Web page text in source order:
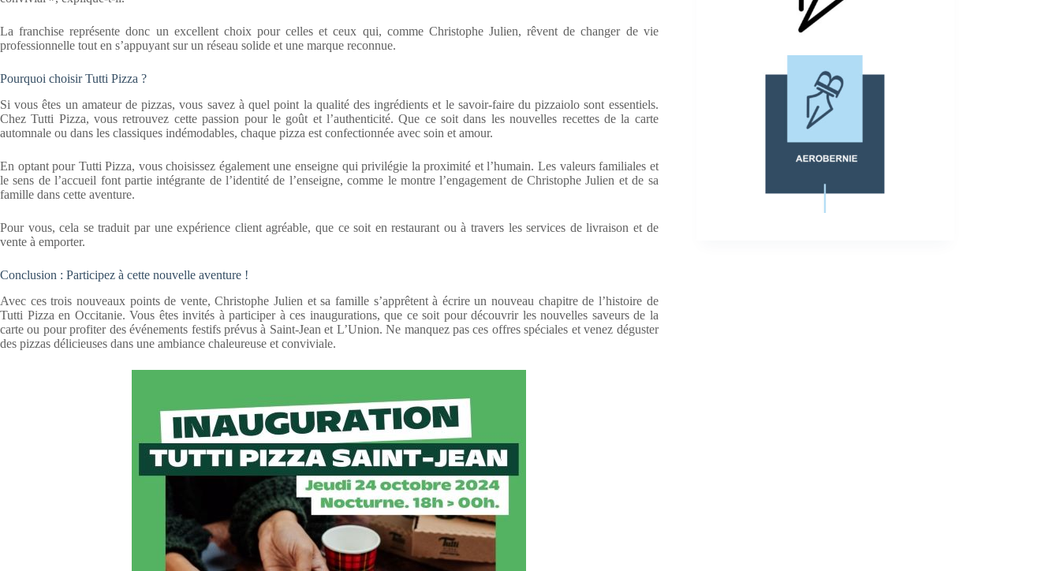
La franchise représente donc un excellent choix pour celles et ceux qui, comme Christophe Julien, rêvent de changer de vie
professionnelle tout en s’appuyant sur un réseau solide et une marque reconnue.
Pourquoi choisir Tutti Pizza ?
Si vous êtes un amateur de pizzas, vous savez à quel point la qualité des ingrédients et le savoir-faire du pizzaiolo sont essentiels.
Chez Tutti Pizza, vous retrouvez cette passion pour le goût et l’authenticité. Que ce soit dans les nouvelles recettes de la carte
automnale ou dans les classiques indémodables, chaque pizza est confectionnée avec soin et amour.
En optant pour Tutti Pizza, vous choisissez également une enseigne qui privilégie la proximité et l’humain. Les valeurs familiales et
le sens de l’accueil font partie intégrante de l’identité de l’enseigne, comme le montre l’engagement de Christophe Julien et de sa
famille dans cette aventure.
Pour vous, cela se traduit par une expérience client agréable, que ce soit en restaurant ou à travers les services de livraison et de
vente à emporter.
Conclusion : Participez à cette nouvelle aventure !
Avec ces trois nouveaux points de vente, Christophe Julien et sa famille s’apprêtent à écrire un nouveau chapitre de l’histoire de
Tutti Pizza en Occitanie. Vous êtes invités à participer à ces inaugurations, que ce soit pour découvrir les nouvelles saveurs de la
carte ou pour profiter des événements festifs prévus à Saint-Jean et L’Union. Ne manquez pas ces offres spéciales et venez déguster
des pizzas délicieuses dans une ambiance chaleureuse et conviviale.